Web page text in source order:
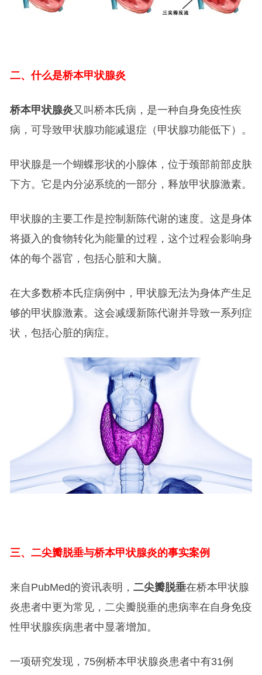
二、什么是桥本甲状腺炎
桥本甲状腺炎又叫桥本氏病，是一种自身免疫性疾
病，可导致甲状腺功能减退症（甲状腺功能低下）。
甲状腺是一个蝴蝶形状的小腺体，位于颈部前部皮肤
下方。它是内分泌系统的一部分，释放甲状腺激素。
甲状腺的主要工作是控制新陈代谢的速度。这是身体
将摄入的食物转化为能量的过程，这个过程会影响身
体的每个器官，包括心脏和大脑。
在大多数桥本氏症病例中，甲状腺无法为身体产生足
够的甲状腺激素。这会减缓新陈代谢并导致一系列症
状，包括心脏的病症。
三、二尖瓣脱垂与桥本甲状腺炎的事实案例
来自PubMed的资讯表明， 二尖瓣脱垂在桥本甲状腺
炎患者中更为常见，二尖瓣脱垂的患病率在自身免疫
性甲状腺疾病患者中显著增加。
一项研究发现，75例桥本甲状腺炎患者中有31例